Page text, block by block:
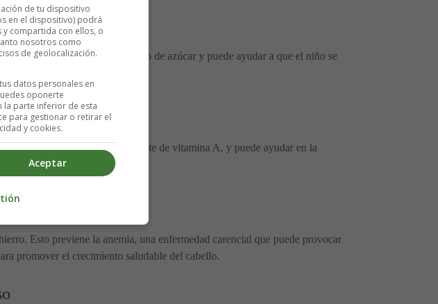
También estabiliza el contenido de azúcar y puede ayudar a que el niño se
evita el estreñimiento.
del dragón es una rica fuente de vitamina A, y puede ayudar en la
Esto previene la anemia, una enfermedad carencial que puede provocar
promover el crecimiento saludable del cabello.
de tu dispositivo
en el dispositivo) podrá
compartida con ellos, o
nosotros como
de geolocalización.
datos personales en
oponerte
la parte inferior de esta
para gestionar o retirar el
y cookies.
Aceptar